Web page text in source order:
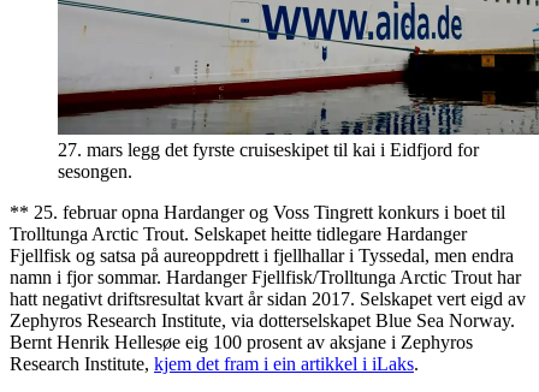
27. mars legg det fyrste cruiseskipet til kai i Eidfjord for
sesongen.
** 25. februar opna Hardanger og Voss Tingrett konkurs i boet til
Trolltunga Arctic Trout. Selskapet heitte tidlegare Hardanger
Fjellfisk og satsa på aureoppdrett i fjellhallar i Tyssedal, men endra
namn i fjor sommar. Hardanger Fjellfisk/Trolltunga Arctic Trout har
hatt negativt driftsresultat kvart år sidan 2017. Selskapet vert eigd av
Zephyros Research Institute, via dotterselskapet Blue Sea Norway.
Bernt Henrik Hellesøe eig 100 prosent av aksjane i Zephyros
Research Institute, kjem det fram i ein artikkel i iLaks.